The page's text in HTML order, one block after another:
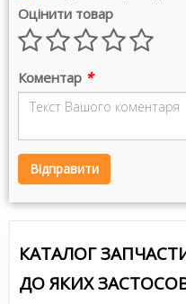
Оцінити товар
Коментар *
Відправити
КАТАЛОГ
ДО ЯКИХ